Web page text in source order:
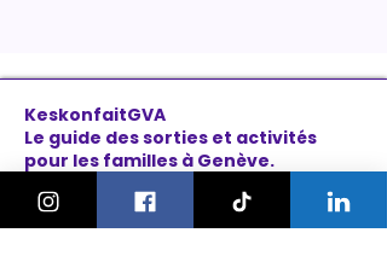
KeskonfaitGVA
Le guide des sorties et activités
pour les familles à Genève.
On bouge les familles ou bien ?!